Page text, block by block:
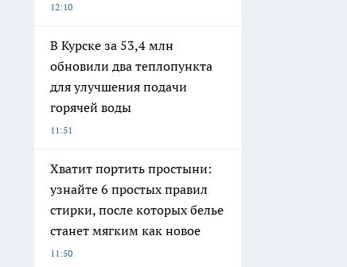
12:10
В Курске за 53,4 млн
обновили два теплопункта
для улучшения подачи
горячей воды
11:51
Хватит портить простыни:
узнайте 6 простых правил
стирки, после которых белье
станет мягким как новое
11:50